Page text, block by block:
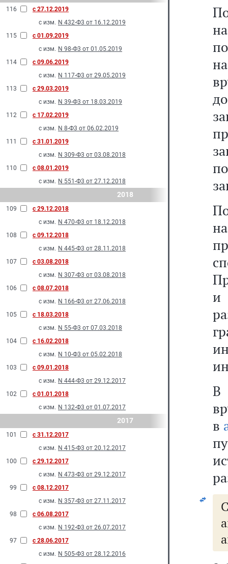
116
с 27.12.2019
с изм. N 432-Ф3 от 16.12.2019
115
с 01.09.2019
с изм. N 98-Ф3 от 01.05.2019
114
с 09.06.2019
с изм. N 117-Ф3 от 29.05.2019
113
с 29.03.2019
с изм. N 39-Ф3 от 18.03.2019
112
с 17.02.2019
с изм. N 8-Ф3 от 06.02.2019
111
с 31.01.2019
с изм. N 309-Ф3 от 03.08.2018
110
с 08.01.2019
с изм. N 551-Ф3 от 27.12.2018
2018
109
с 29.12.2018
с изм. N 470-Ф3 от 18.12.2018
108
с 09.12.2018
с изм. N 445-Ф3 от 28.11.2018
107
с 03.08.2018
с изм. N 307-Ф3 от 03.08.2018
106
с 08.07.2018
с изм. N 166-Ф3 от 27.06.2018
105
с 18.03.2018
с изм. N 55-Ф3 от 07.03.2018
104
с 16.02.2018
с изм. N 10-Ф3 от 05.02.2018
103
с 09.01.2018
с изм. N 444-Ф3 от 29.12.2017
102
с 01.01.2018
с изм. N 132-Ф3 от 01.07.2017
2017
101
с 31.12.2017
с изм. N 415-Ф3 от 20.12.2017
100
с 29.12.2017
с изм. N 473-Ф3 от 29.12.2017
99
с 08.12.2017
с изм. N 357-Ф3 от 27.11.2017
98
с 06.08.2017
с изм. N 192-Ф3 от 26.07.2017
97
с 28.06.2017
с изм. N 505-Ф3 от 28.12.2016
и
В
в